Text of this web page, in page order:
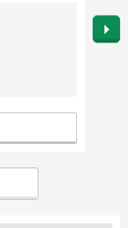
勤務
英語
給